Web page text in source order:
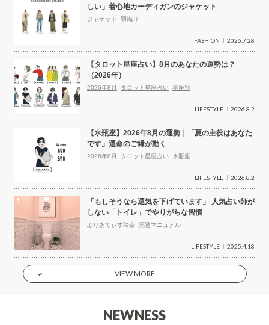
しい」着心地カーディガンのジャケット
ジャケット 羽織り
FASHION 2026.7.28
【タロット星座占い】8月のあなたの運勢は？
（2026年）
2026年8月 タロット星座占い 星座別
LIFESTYLE 2026.8.2
【水瓶座】2026年8月の運勢｜「夏の主役はあなた
です」運命のご縁が動く
2026年8月 タロット星座占い 水瓶座
LIFESTYLE 2026.8.2
「もしそうなら運気を下げています」 人気占い師が
しない「トイレ」でやりがちな習慣
ぷりあでぃす玲奈 開運マニュアル
LIFESTYLE 2025.4.18
VIEW MORE
NEWNESS